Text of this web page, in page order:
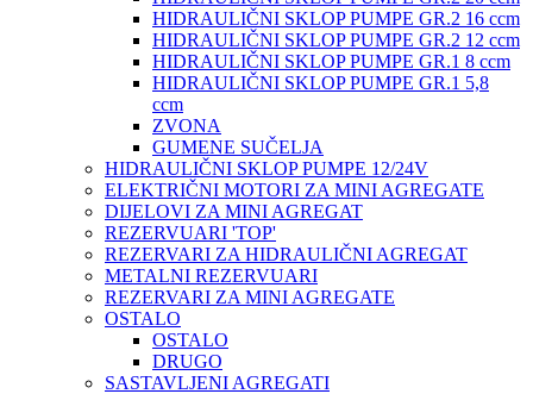
HIDRAULIČNI SKLOP PUMPE GR.2 16 ccm
HIDRAULIČNI SKLOP PUMPE GR.2 12 ccm
HIDRAULIČNI SKLOP PUMPE GR.1 8 ccm
HIDRAULIČNI SKLOP PUMPE GR.1 5,8
ccm
ZVONA
GUMENE SUČELJA
HIDRAULIČNI SKLOP PUMPE 12/24V
ELEKTRIČNI MOTORI ZA MINI AGREGATE
DIJELOVI ZA MINI AGREGAT
REZERVUARI 'TOP'
REZERVARI ZA HIDRAULIČNI AGREGAT
METALNI REZERVUARI
REZERVARI ZA MINI AGREGATE
OSTALO
OSTALO
DRUGO
SASTAVLJENI AGREGATI